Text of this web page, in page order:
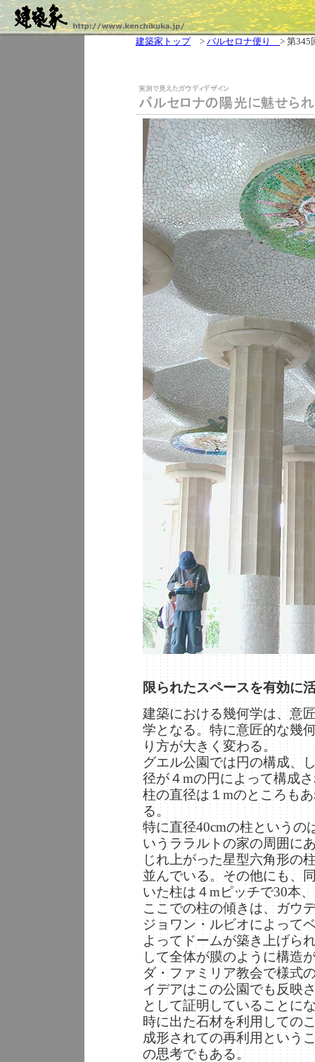
建築家トップ> バルセロナ便り > 第345
限られたスペースを有効に
建築における幾何学は、意
学となる。特に意匠的な幾
り方が大きく変わる。
グエル公園では円の構成、
径が４mの円によって構成
柱の直径は１mのところも
る。
特に直径40cmの柱というの
いうララルトの家の周囲に
じれ上がった星型六角形の
並んでいる。その他にも、
いた柱は４mピッチで30本
ここでの柱の傾きは、ガウ
ジョワン・ルビオによって
よってドームが築き上げら
して全体が膜のように構造
ダ・ファミリア教会で様式
イデアはこの公園でも反映
として証明していることに
時に出た石材を利用しての
成形されての再利用という
の思考でもある。